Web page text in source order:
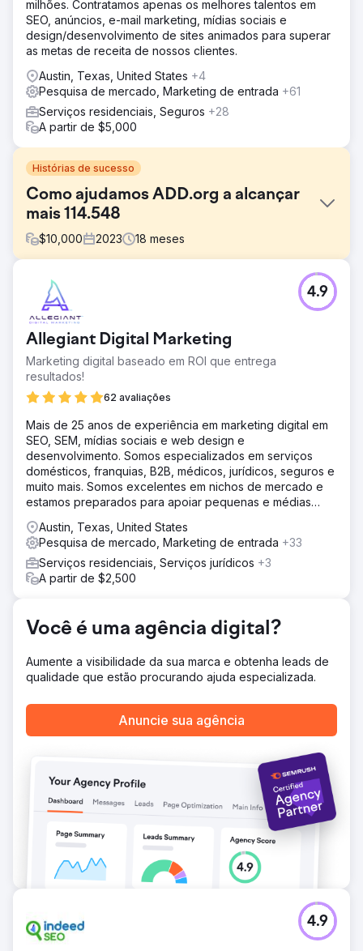
milhões. Contratamos apenas os melhores talentos em
SEO, anúncios, e-mail marketing, mídias sociais e
design/desenvolvimento de sites animados para superar
as metas de receita de nossos clientes.
Austin, Texas, United States +4
Pesquisa de mercado, Marketing de entrada +61
Serviços residenciais, Seguros +28
A partir de $5,000
Histórias de sucesso
Como ajudamos ADD.org a alcançar
mais 114.548
$10,000 2023 18 meses
Desafio
Milhões de pessoas procuram ajuda online para o seu
TDAH, e a ADDA não foi encontrada por 99,9% dessas
pessoas – não por falta de autoridade, mas porque não
conseguiam competir com aqueles com uma estratégia
de SEO. Isto significava que a voz genuína da ADDA
estava a ser eclipsada por empresas com fins lucrativos.
Solução
Palavras-chave e mapeamento de conversão 2.
Direcionamento de link interno, limpeza de conteúdo e
trabalho na página 3 Engenharia reversa e snippets em
destaque vencedores 4. Diretrizes EEAT implementadas
Resultado
Aumento de 233% no tráfego de busca orgânica,
alcançando mais 114.548 pessoas por mês. - 254
destaques ganhos – um aumento de 630,77%. - 3.532
palavras-chave classificadas entre as 20 primeiras – um
Ir para a página da agência
Allegiant Digital Marketing
Marketing digital baseado em ROI que entrega
resultados!
62 avaliações
4.9
Mais de 25 anos de experiência em marketing digital em
SEO, SEM, mídias sociais e web design e
desenvolvimento. Somos especializados em serviços
domésticos, franquias, B2B, médicos, jurídicos, seguros e
muito mais. Somos excelentes em nichos de mercado e
estamos preparados para apoiar pequenas e médias
Austin, Texas, United States
Pesquisa de mercado, Marketing de entrada +33
Serviços residenciais, Serviços jurídicos +3
A partir de $2,500
Você é uma agência digital?
Aumente a visibilidade da sua marca e obtenha leads de
qualidade que estão procurando ajuda especializada.
Anuncie sua agência
4.9